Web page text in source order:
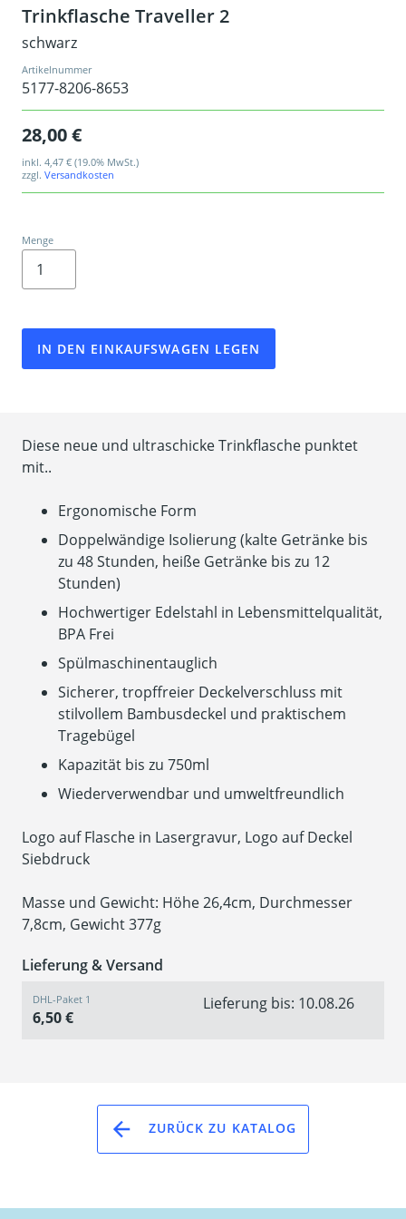
Trinkflasche Traveller 2
schwarz
Artikelnummer
5177-8206-8653
28,00 €
inkl. 4,47 € (19.0% MwSt.)
zzgl. Versandkosten
Menge
IN DEN EINKAUFSWAGEN LEGEN
Diese neue und ultraschicke Trinkflasche punktet
mit..
Ergonomische Form
Doppelwändige Isolierung (kalte Getränke bis
zu 48 Stunden, heiße Getränke bis zu 12
Stunden)
Hochwertiger Edelstahl in Lebensmittelqualität,
BPA Frei
Spülmaschinentauglich
Sicherer, tropffreier Deckelverschluss mit
stilvollem Bambusdeckel und praktischem
Tragebügel
Kapazität bis zu 750ml
Wiederverwendbar und umweltfreundlich
Logo auf Flasche in Lasergravur, Logo auf Deckel
Siebdruck
Masse und Gewicht: Höhe 26,4cm, Durchmesser
7,8cm, Gewicht 377g
Lieferung & Versand
DHL-Paket 1
6,50 €
Lieferung bis: 10.08.26
ZURÜCK ZU KATALOG